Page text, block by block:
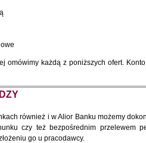
omówimy każdą z poniższych ofert.
również i w Alior Banku możemy
czy też bezpośrednim przelewem
go u pracodawcy.